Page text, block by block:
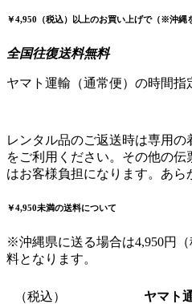
￥4,950（税込）以上のお買い上げで（※沖縄
全国往復送料無料
ヤマト運輸（通常便）の時間指
レンタル品のご返送時は専用の
をご利用ください。その他の
はお客様負担になります。あら
￥4,950未満の送料について
※沖縄県に送る場合は4,950円
料となります。
（税込） ヤマト